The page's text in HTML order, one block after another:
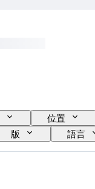
位置
版 語言
Film type